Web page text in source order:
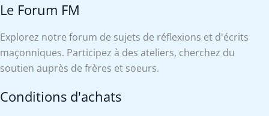
Le Forum FM
Explorez notre forum de sujets de réflexions et d'écrits
maçonniques. Participez à des ateliers, cherchez du
soutien auprès de frères et soeurs.
Conditions d'achats